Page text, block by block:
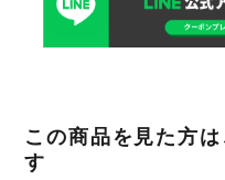
この商品を見た方
す